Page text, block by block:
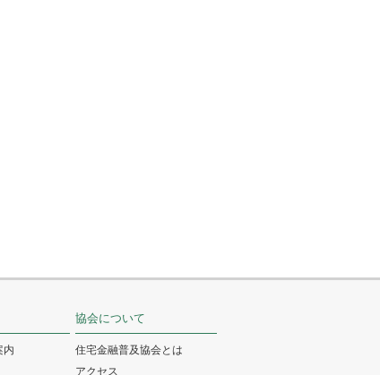
内
協会について
住宅金融普及協会とは
アクセス